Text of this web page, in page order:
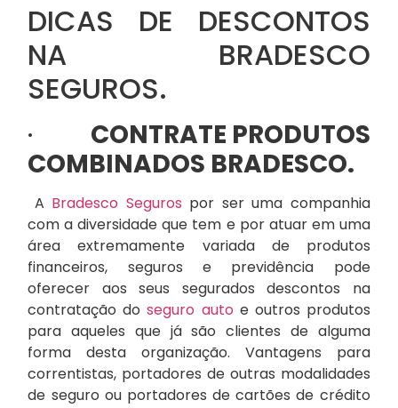
DICAS DE DESCONTOS
NA BRADESCO
SEGUROS.
· CONTRATE PRODUTOS
COMBINADOS BRADESCO.
A Bradesco Seguros por ser uma companhia
com a diversidade que tem e por atuar em uma
área extremamente variada de produtos
financeiros, seguros e previdência pode
oferecer aos seus segurados descontos na
contratação doseguro auto e outros produtos
para aqueles que já são clientes de alguma
forma desta organização. Vantagens para
correntistas, portadores de outras modalidades
de seguro ou portadores de cartões de crédito